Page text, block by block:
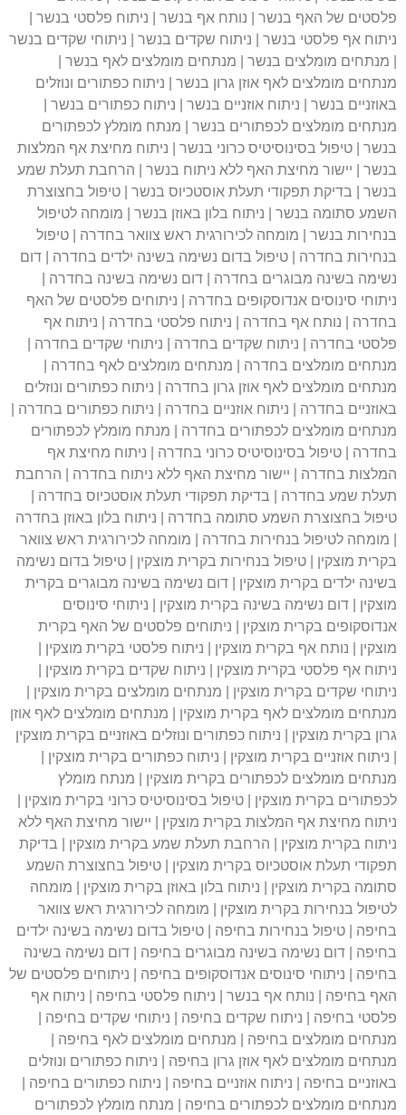
פלסטים של האף בנשר | נותח אף בנשר | ניתוח פלסטי בנשר |
ניתוח אף פלסטי בנשר | ניתוח שקדים בנשר | ניתוחי שקדים בנשר
| מנתחים מומלצים בנשר | מנתחים מומלצים לאף בנשר |
מנתחים מומלצים לאף אוזן גרון בנשר | ניתוח כפתורים ונוזלים
באוזניים בנשר | ניתוח אוזניים בנשר | ניתוח כפתורים בנשר |
מנתחים מומלצים לכפתורים בנשר | מנתח מומלץ לכפתורים
בנשר | טיפול בסינוסיטיס כרוני בנשר | ניתוח מחיצת אף המלצות
בנשר | יישור מחיצת האף ללא ניתוח בנשר | הרחבת תעלת שמע
בנשר | בדיקת תפקודי תעלת אוסטכיוס בנשר | טיפול בחצוצרת
השמע סתומה בנשר | ניתוח בלון באוזן בנשר | מומחה לטיפול
בנחירות בנשר | מומחה לכירורגית ראש צוואר בחדרה | טיפול
בנחירות בחדרה | טיפול בדום נשימה בשינה ילדים בחדרה | דום
נשימה בשינה מבוגרים בחדרה | דום נשימה בשינה בחדרה |
ניתוחי סינוסים אנדוסקופים בחדרה | ניתוחים פלסטים של האף
בחדרה | נותח אף בחדרה | ניתוח פלסטי בחדרה | ניתוח אף
פלסטי בחדרה | ניתוח שקדים בחדרה | ניתוחי שקדים בחדרה |
מנתחים מומלצים בחדרה | מנתחים מומלצים לאף בחדרה |
מנתחים מומלצים לאף אוזן גרון בחדרה | ניתוח כפתורים ונוזלים
באוזניים בחדרה | ניתוח אוזניים בחדרה | ניתוח כפתורים בחדרה |
מנתחים מומלצים לכפתורים בחדרה | מנתח מומלץ לכפתורים
בחדרה | טיפול בסינוסיטיס כרוני בחדרה | ניתוח מחיצת אף
המלצות בחדרה | יישור מחיצת האף ללא ניתוח בחדרה | הרחבת
תעלת שמע בחדרה | בדיקת תפקודי תעלת אוסטכיוס בחדרה |
טיפול בחצוצרת השמע סתומה בחדרה | ניתוח בלון באוזן בחדרה
| מומחה לטיפול בנחירות בחדרה | מומחה לכירורגית ראש צוואר
בקרית מוצקין | טיפול בנחירות בקרית מוצקין | טיפול בדום נשימה
בשינה ילדים בקרית מוצקין | דום נשימה בשינה מבוגרים בקרית
מוצקין | דום נשימה בשינה בקרית מוצקין | ניתוחי סינוסים
אנדוסקופים בקרית מוצקין | ניתוחים פלסטים של האף בקרית
מוצקין | נותח אף בקרית מוצקין | ניתוח פלסטי בקרית מוצקין |
ניתוח אף פלסטי בקרית מוצקין | ניתוח שקדים בקרית מוצקין |
ניתוחי שקדים בקרית מוצקין | מנתחים מומלצים בקרית מוצקין |
מנתחים מומלצים לאף בקרית מוצקין | מנתחים מומלצים לאף אוזן
גרון בקרית מוצקין | ניתוח כפתורים ונוזלים באוזניים בקרית מוצקין
| ניתוח אוזניים בקרית מוצקין | ניתוח כפתורים בקרית מוצקין |
מנתחים מומלצים לכפתורים בקרית מוצקין | מנתח מומלץ
לכפתורים בקרית מוצקין | טיפול בסינוסיטיס כרוני בקרית מוצקין |
ניתוח מחיצת אף המלצות בקרית מוצקין | יישור מחיצת האף ללא
ניתוח בקרית מוצקין | הרחבת תעלת שמע בקרית מוצקין | בדיקת
תפקודי תעלת אוסטכיוס בקרית מוצקין | טיפול בחצוצרת השמע
סתומה בקרית מוצקין | ניתוח בלון באוזן בקרית מוצקין | מומחה
לטיפול בנחירות בקרית מוצקין | מומחה לכירורגית ראש צוואר
בחיפה | טיפול בנחירות בחיפה | טיפול בדום נשימה בשינה ילדים
בחיפה | דום נשימה בשינה מבוגרים בחיפה | דום נשימה בשינה
בחיפה | ניתוחי סינוסים אנדוסקופים בחיפה | ניתוחים פלסטים של
האף בחיפה | נותח אף בנשר | ניתוח פלסטי בחיפה | ניתוח אף
פלסטי בחיפה | ניתוח שקדים בחיפה | ניתוחי שקדים בחיפה |
מנתחים מומלצים בחיפה | מנתחים מומלצים לאף בחיפה |
מנתחים מומלצים לאף אוזן גרון בחיפה | ניתוח כפתורים ונוזלים
באוזניים בחיפה | ניתוח אוזניים בחיפה | ניתוח כפתורים בחיפה |
מנתחים מומלצים לכפתורים בחיפה | מנתח מומלץ לכפתורים